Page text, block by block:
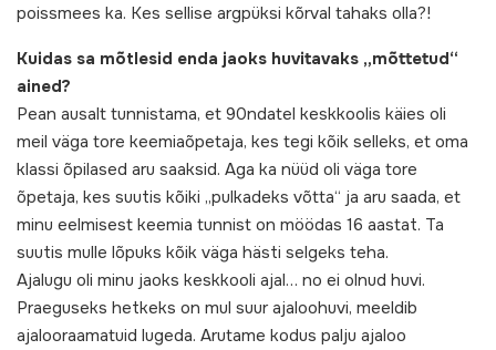
poissmees ka. Kes sellise argpüksi kõrval tahaks olla?!
Kuidas sa mõtlesid enda jaoks huvitavaks „mõttetud“
ained?
Pean ausalt tunnistama, et 90ndatel keskkoolis käies oli
meil väga tore keemiaõpetaja, kes tegi kõik selleks, et oma
klassi õpilased aru saaksid. Aga ka nüüd oli väga tore
õpetaja, kes suutis kõiki „pulkadeks võtta“ ja aru saada, et
minu eelmisest keemia tunnist on möödas 16 aastat. Ta
suutis mulle lõpuks kõik väga hästi selgeks teha.
Ajalugu oli minu jaoks keskkooli ajal… no ei olnud huvi.
Praeguseks hetkeks on mul suur ajaloohuvi, meeldib
ajalooraamatuid lugeda. Arutame kodus palju ajaloo